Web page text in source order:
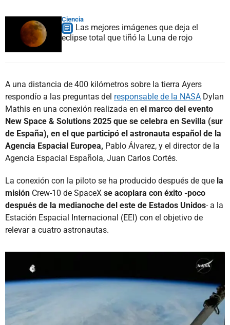
Ciencia
Las mejores imágenes que deja el
eclipse total que tiñó la Luna de rojo
A una distancia de 400 kilómetros sobre la tierra Ayers
respondío a las preguntas del responsable de la NASA Dylan
Mathis en una conexión realizada en el marco del evento
New Space & Solutions 2025 que se celebra en Sevilla (sur
de España), en el que participó el astronauta español de la
Agencia Espacial Europea, Pablo Álvarez, y el director de la
Agencia Espacial Española, Juan Carlos Cortés.
La conexión con la piloto se ha producido después de que la
misión Crew-10 de SpaceX se acoplara con éxito -poco
después de la medianoche del este de Estados Unidos- a la
Estación Espacial Internacional (EEI) con el objetivo de
relevar a cuatro astronautas.